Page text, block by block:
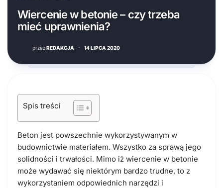
Wiercenie w betonie – czy trzeba
mieć uprawnienia?
przezREDAKCJA · 14 LIPCA 2020
Spis treści
Beton jest powszechnie wykorzystywanym w
budownictwie materiałem. Wszystko za sprawą jego
solidności i trwałości. Mimo iż wiercenie w betonie
może wydawać się niektórym bardzo trudne, to z
wykorzystaniem odpowiednich narzędzi i